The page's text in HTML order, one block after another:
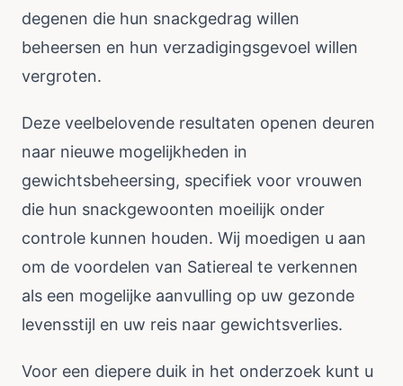
degenen die hun snackgedrag willen
beheersen en hun verzadigingsgevoel willen
vergroten.
Deze veelbelovende resultaten openen deuren
naar nieuwe mogelijkheden in
gewichtsbeheersing, specifiek voor vrouwen
die hun snackgewoonten moeilijk onder
controle kunnen houden. Wij moedigen u aan
om de voordelen van Satiereal te verkennen
als een mogelijke aanvulling op uw gezonde
levensstijl en uw reis naar gewichtsverlies.
Voor een diepere duik in het onderzoek kunt u